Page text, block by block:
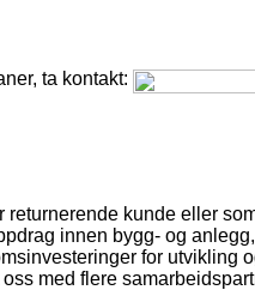
ta kontakt:
returnerende kunde eller
innen bygg- og
for utvikling
med flere